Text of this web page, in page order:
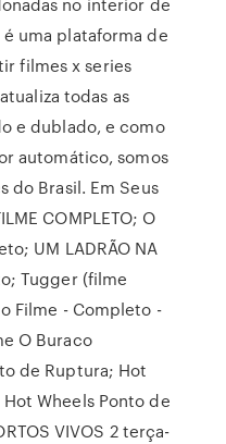
uma plataforma de
filmes x series
todas as
e dublado, e como
automático, somos
do Brasil. Em Seus
COMPLETO; O
UM LADRÃO NA
Tugger (filme
Filme - Completo -
O Buraco
de Ruptura; Hot
Wheels Ponto de
VIVOS 2 terça-